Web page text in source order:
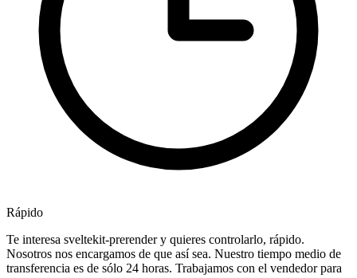
Rápido
Te interesa sveltekit-prerender y quieres controlarlo, rápido.
Nosotros nos encargamos de que así sea. Nuestro tiempo medio de
transferencia es de sólo 24 horas. Trabajamos con el vendedor para